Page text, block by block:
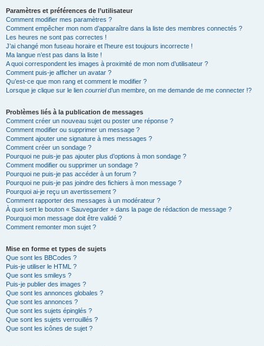
Paramètres et préférences de l’utilisateur
Comment modifier mes paramètres ?
Comment empêcher mon nom d’apparaître dans la liste des membres connectés ?
Les heures ne sont pas correctes !
J’ai changé mon fuseau horaire et l’heure est toujours incorrecte !
Ma langue n’est pas dans la liste !
A quoi correspondent les images à proximité de mon nom d’utilisateur ?
Comment puis-je afficher un avatar ?
Qu’est-ce que mon rang et comment le modifier ?
Lorsque je clique sur le lien courrield’un membre, on me demande de me connecter !?
Problèmes liés à la publication de messages
Comment créer un nouveau sujet ou poster une réponse ?
Comment modifier ou supprimer un message ?
Comment ajouter une signature à mes messages ?
Comment créer un sondage ?
Pourquoi ne puis-je pas ajouter plus d’options à mon sondage ?
Comment modifier ou supprimer un sondage ?
Pourquoi ne puis-je pas accéder à un forum ?
Pourquoi ne puis-je pas joindre des fichiers à mon message ?
Pourquoi ai-je reçu un avertissement ?
Comment rapporter des messages à un modérateur ?
À quoi sert le bouton « Sauvegarder » dans la page de rédaction de message ?
Pourquoi mon message doit être validé ?
Comment remonter mon sujet ?
Mise en forme et types de sujets
Que sont les BBCodes ?
Puis-je utiliser le HTML ?
Que sont les smileys ?
Puis-je publier des images ?
Que sont les annonces globales ?
Que sont les annonces ?
Que sont les sujets épinglés ?
Que sont les sujets verrouillés ?
Que sont les icônes de sujet ?